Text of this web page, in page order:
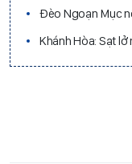
Đèo Ngoạn Mục
Khánh Hòa: Sạt